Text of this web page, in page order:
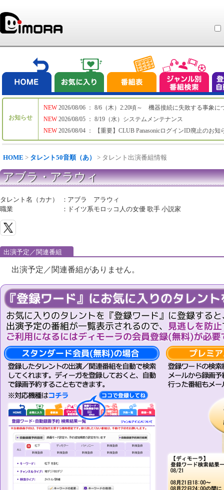
お知らせ
NEW
NEW
NEW
2026/08/06 ： 8/6（木）2:20頃～ 機器接続に失敗する事象に
2026/08/05 ： 8/19（水）システムメンテナンス
2026/08/04 ： 【重要】CLUB PanasonicログインID廃止のお知
HOME > タレント50音順（あ） > タレント出演番組情報
アブラ・アラウィ
タレント名（カナ） ： アブラ アラウィ
職業
： ドイツ系モロッコ人の女優 歌手 小説家
出演予定／関連番組
出演予定／関連番組がありません。